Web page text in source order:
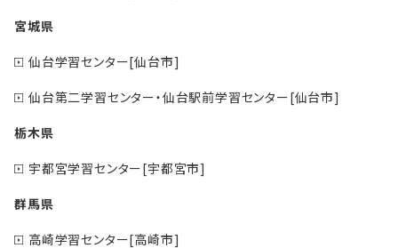
宮城県
仙台学習センター[仙台市]
仙台第二学習センター・仙台駅前学習センター[仙台市]
栃木県
宇都宮学習センター[宇都宮市]
群馬県
高崎学習センター[高崎市]